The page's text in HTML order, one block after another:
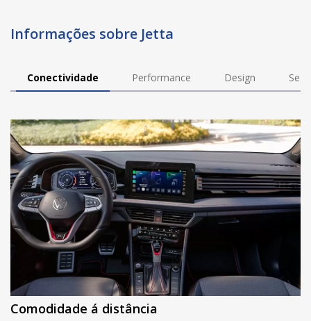
Informações sobre Jetta
Conectividade Performance Design
Comodidade á distância